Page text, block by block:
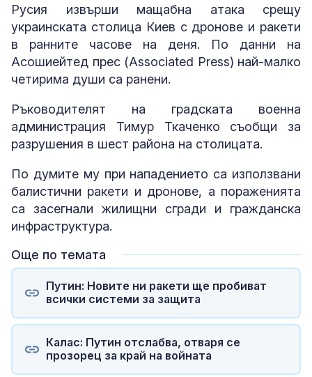
Русия извърши мащабна атака срещу
украинската столица Киев с дронове и ракети
в ранните часове на деня. По данни на
Асошиейтед прес (Associated Press) най-малко
четирима души са ранени.
Ръководителят на градската военна
администрация Тимур Ткаченко съобщи за
разрушения в шест района на столицата.
По думите му при нападението са използвани
балистични ракети и дронове, а пораженията
са засегнали жилищни сгради и гражданска
инфраструктура.
Още по темата
Путин: Новите ни ракети ще пробиват
всички системи за защита
Калас: Путин отслабва, отваря се
прозорец за край на войната